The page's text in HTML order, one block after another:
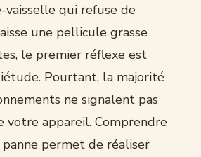
vaisselle qui refuse de
une pellicule grasse
le premier réflexe est
Pourtant, la majorité
ne signalent pas
votre appareil. Comprendre
panne permet de réaliser